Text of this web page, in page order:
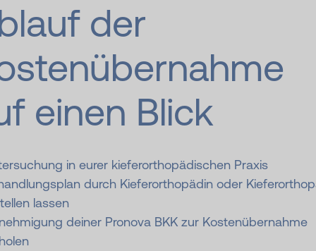
der
einen Blick
in eurer kieferorthopädischen Praxis
durch Kieferorthopädin oder
lassen
deiner Pronova BKK zur Kostenübernahme